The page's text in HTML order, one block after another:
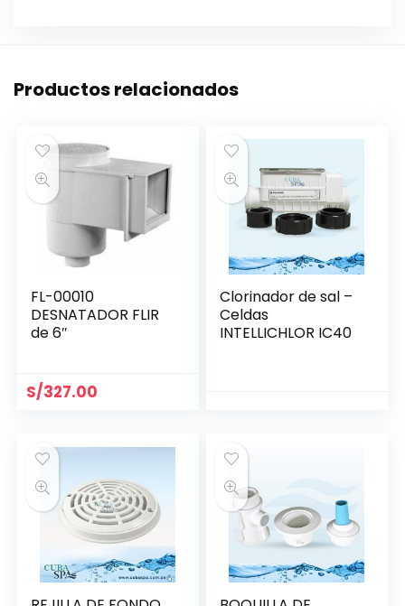
Productos relacionados
FL-00010
DESNATADOR FLIR
de 6″
S/327.00
Clorinador de sal –
Celdas
INTELLICHLOR IC40